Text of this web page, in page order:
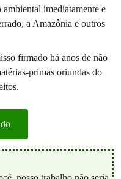
imediatamente e
a Amazônia e outros
firmado há anos de não
primas oriundas do